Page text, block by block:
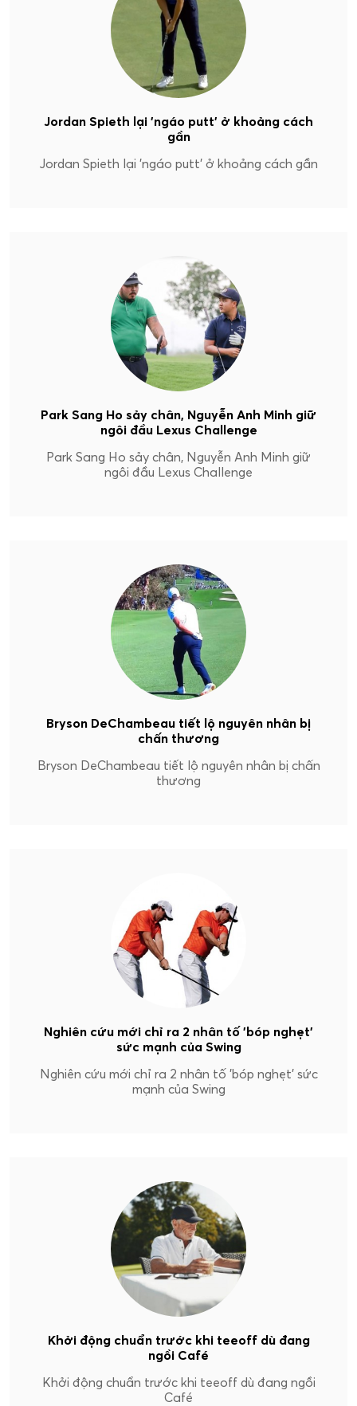
Jordan Spieth lại 'ngáo putt' ở khoảng cách
gần
Jordan Spieth lại 'ngáo putt' ở khoảng cách gần
Park Sang Ho sảy chân, Nguyễn Anh Minh giữ
ngôi đầu Lexus Challenge
Park Sang Ho sảy chân, Nguyễn Anh Minh giữ
ngôi đầu Lexus Challenge
Bryson DeChambeau tiết lộ nguyên nhân bị
chấn thương
Bryson DeChambeau tiết lộ nguyên nhân bị chấn
thương
Nghiên cứu mới chỉ ra 2 nhân tố 'bóp nghẹt'
sức mạnh của Swing
Nghiên cứu mới chỉ ra 2 nhân tố 'bóp nghẹt' sức
mạnh của Swing
Khởi động chuẩn trước khi teeoff dù đang
ngồi Café
Khởi động chuẩn trước khi teeoff dù đang ngồi
Café